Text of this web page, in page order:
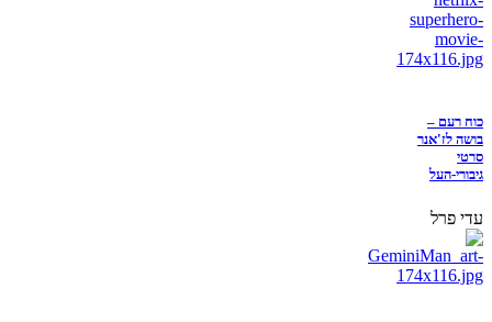
כוח רעם –
בושה לז'אנר
סרטי
גיבורי-העל
עדי פרל